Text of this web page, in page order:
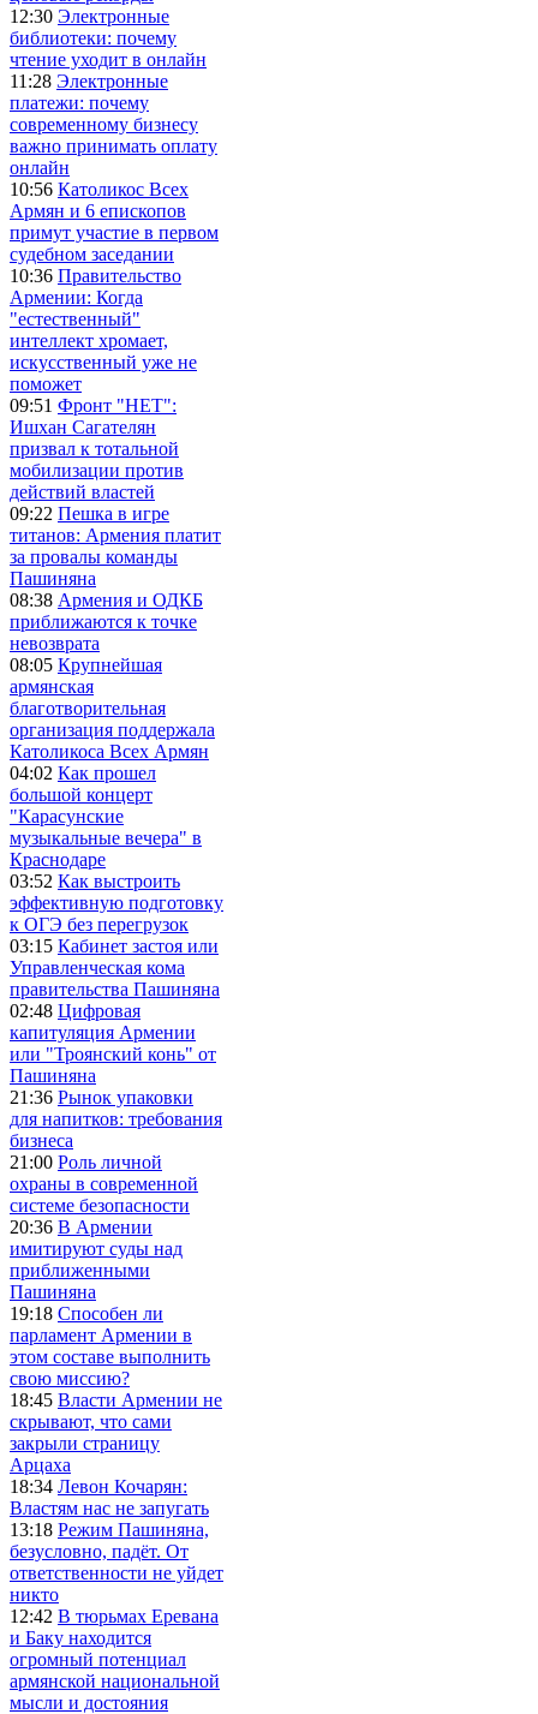
12:30 Электронные
библиотеки: почему
чтение уходит в онлайн
11:28 Электронные
платежи: почему
современному бизнесу
важно принимать оплату
онлайн
10:56 Католикос Всех
Армян и 6 епископов
примут участие в первом
судебном заседании
10:36 Правительство
Армении: Когда
"естественный"
интеллект хромает,
искусственный уже не
поможет
09:51 Фронт "НЕТ":
Ишхан Сагателян
призвал к тотальной
мобилизации против
действий властей
09:22 Пешка в игре
титанов: Армения платит
за провалы команды
Пашиняна
08:38 Армения и ОДКБ
приближаются к точке
невозврата
08:05 Крупнейшая
армянская
благотворительная
организация поддержала
Католикоса Всех Армян
04:02 Как прошел
большой концерт
"Карасунские
музыкальные вечера" в
Краснодаре
03:52 Как выстроить
эффективную подготовку
к ОГЭ без перегрузок
03:15 Кабинет застоя или
Управленческая кома
правительства Пашиняна
02:48 Цифровая
капитуляция Армении
или "Троянский конь" от
Пашиняна
21:36 Рынок упаковки
для напитков: требования
бизнеса
21:00 Роль личной
охраны в современной
системе безопасности
20:36 В Армении
имитируют суды над
приближенными
Пашиняна
19:18 Способен ли
парламент Армении в
этом составе выполнить
свою миссию?
18:45 Власти Армении не
скрывают, что сами
закрыли страницу
Арцаха
18:34 Левон Кочарян:
Властям нас не запугать
13:18 Режим Пашиняна,
безусловно, падёт. От
ответственности не уйдет
никто
12:42 В тюрьмах Еревана
и Баку находится
огромный потенциал
армянской национальной
мысли и достояния